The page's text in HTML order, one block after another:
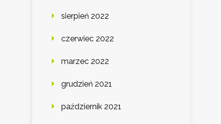
sierpień 2022
czerwiec 2022
marzec 2022
grudzień 2021
październik 2021